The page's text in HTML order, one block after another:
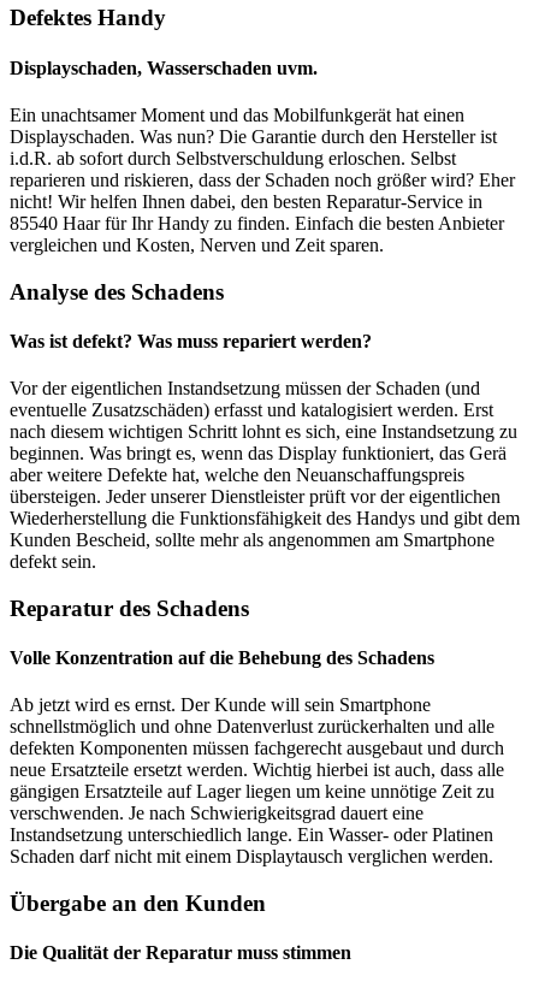
Defektes Handy
Displayschaden, Wasserschaden uvm.
Ein unachtsamer Moment und das Mobilfunkgerät hat einen
Displayschaden. Was nun? Die Garantie durch den Hersteller ist
i.d.R. ab sofort durch Selbstverschuldung erloschen. Selbst
reparieren und riskieren, dass der Schaden noch größer wird? Eher
nicht! Wir helfen Ihnen dabei, den besten Reparatur-Service in
85540 Haar für Ihr Handy zu finden. Einfach die besten Anbieter
vergleichen und Kosten, Nerven und Zeit sparen.
Analyse des Schadens
Was ist defekt? Was muss repariert werden?
Vor der eigentlichen Instandsetzung müssen der Schaden (und
eventuelle Zusatzschäden) erfasst und katalogisiert werden. Erst
nach diesem wichtigen Schritt lohnt es sich, eine Instandsetzung zu
beginnen. Was bringt es, wenn das Display funktioniert, das Gerä
aber weitere Defekte hat, welche den Neuanschaffungspreis
übersteigen. Jeder unserer Dienstleister prüft vor der eigentlichen
Wiederherstellung die Funktionsfähigkeit des Handys und gibt dem
Kunden Bescheid, sollte mehr als angenommen am Smartphone
defekt sein.
Reparatur des Schadens
Volle Konzentration auf die Behebung des Schadens
Ab jetzt wird es ernst. Der Kunde will sein Smartphone
schnellstmöglich und ohne Datenverlust zurückerhalten und alle
defekten Komponenten müssen fachgerecht ausgebaut und durch
neue Ersatzteile ersetzt werden. Wichtig hierbei ist auch, dass alle
gängigen Ersatzteile auf Lager liegen um keine unnötige Zeit zu
verschwenden. Je nach Schwierigkeitsgrad dauert eine
Instandsetzung unterschiedlich lange. Ein Wasser- oder Platinen
Schaden darf nicht mit einem Displaytausch verglichen werden.
Übergabe an den Kunden
Die Qualität der Reparatur muss stimmen